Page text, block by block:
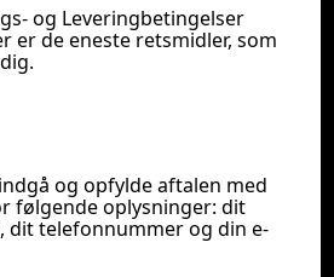
og Leveringbetingelser
er de eneste retsmidler, som
og opfylde aftalen med
følgende oplysninger: dit
dit telefonnummer og din e-